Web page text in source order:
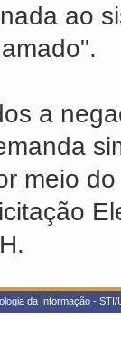
ao
a
meio
da Informação -